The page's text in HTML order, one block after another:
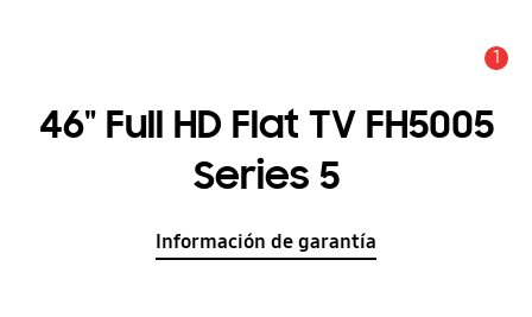
1
46" Full HD Flat TV FH5005
Series 5
Información de garantía